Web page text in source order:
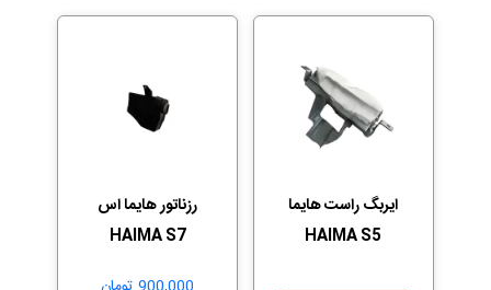
ایربگ راست هایما
HAIMA S5
رزناتور هایما اس
HAIMA S7